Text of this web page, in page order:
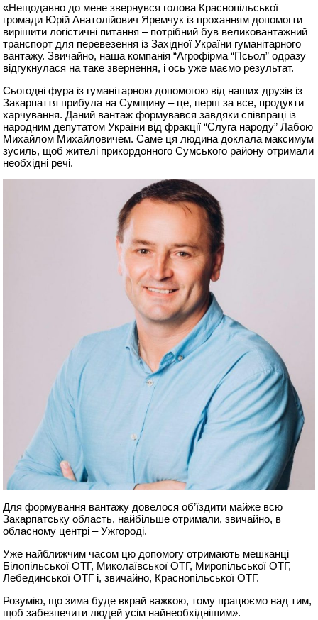
«Нещодавно до мене звернувся голова Краснопільської
громади Юрій Анатолійович Яремчук із проханням допомогти
вирішити логістичні питання – потрібний був великовантажний
транспорт для перевезення із Західної України гуманітарного
вантажу. Звичайно, наша компанія “Агрофірма “Псьол” одразу
відгукнулася на таке звернення, і ось уже маємо результат.
Сьогодні фура із гуманітарною допомогою від наших друзів із
Закарпаття прибула на Сумщину – це, перш за все, продукти
харчування. Даний вантаж формувався завдяки співпраці із
народним депутатом України від фракції “Слуга народу” Лабою
Михайлом Михайловичем. Саме ця людина доклала максимум
зусиль, щоб жителі прикордонного Сумського району отримали
необхідні речі.
Для формування вантажу довелося об’їздити майже всю
Закарпатську область, найбільше отримали, звичайно, в
обласному центрі – Ужгороді.
Уже найближчим часом цю допомогу отримають мешканці
Білопільської ОТГ, Миколаївської ОТГ, Миропільської ОТГ,
Лебединської ОТГ і, звичайно, Краснопільської ОТГ.
Розумію, що зима буде вкрай важкою, тому працюємо над тим,
щоб забезпечити людей усім найнеобхіднішим».